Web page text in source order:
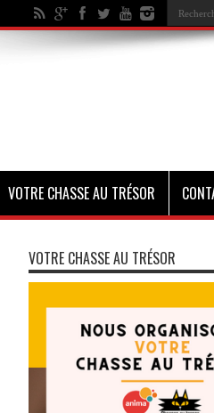
VOTRE CHASSE AU TRÉSOR
VOTRE CHASSE AU TRÉSOR